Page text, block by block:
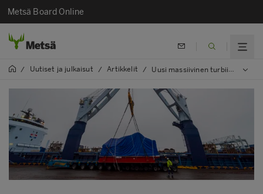
Metsä Board Online
/ Uutiset ja julkaisut / Artikkelit / Uusi massiivinen turbiini ja generaattori saapuivat Husumiin erikoiskuljetuksella Saksasta